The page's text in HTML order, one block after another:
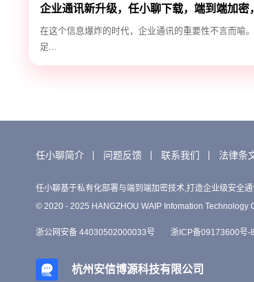
企业通讯新升级，任小聊下载，端到端加密
高效！
在这个信息爆炸的时代，企业通讯的重要性不言而喻
足...
任小聊简介 问题反馈 联系我们 法律条
任小聊基于私有化部署与端到端加密技术,打造企业级安全
© 2020 - 2025 HANGZHOU WAIP Infomation Technology
浙公网安备 44030502000033号 浙ICP备09173600号-8
杭州安信博源科技有限公司